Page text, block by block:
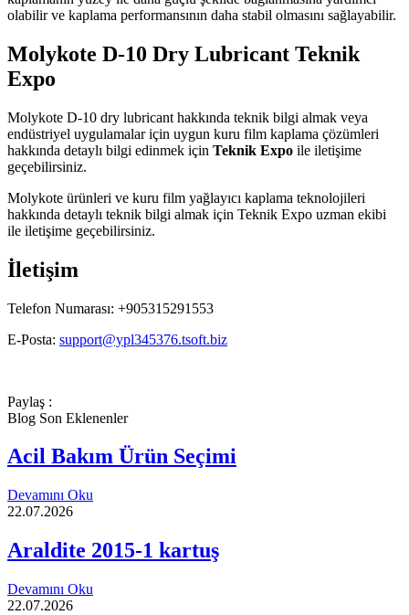
olabilir ve kaplama performansının daha stabil olmasını sağlayabilir.
Molykote D-10 Dry Lubricant Teknik
Expo
Molykote D-10 dry lubricant hakkında teknik bilgi almak veya
endüstriyel uygulamalar için uygun kuru film kaplama çözümleri
hakkında detaylı bilgi edinmek için Teknik Expo ile iletişime
geçebilirsiniz.
Molykote ürünleri ve kuru film yağlayıcı kaplama teknolojileri
hakkında detaylı teknik bilgi almak için Teknik Expo uzman ekibi
ile iletişime geçebilirsiniz.
İletişim
Telefon Numarası: +905315291553
E-Posta: support@ypl345376.tsoft.biz
Paylaş :
Blog Son Eklenenler
Acil Bakım Ürün Seçimi
Devamını Oku
22.07.2026
Araldite 2015-1 kartuş
Devamını Oku
22.07.2026